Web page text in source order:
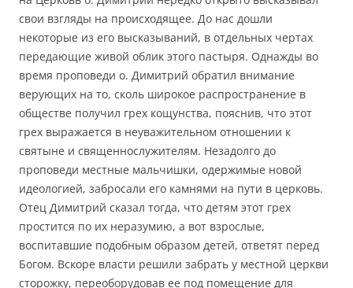
свои взгляды на происходящее. До нас дошли
некоторые из его высказываний, в отдельных чертах
передающие живой облик этого пастыря. Однажды во
время проповеди о. Димитрий обратил внимание
верующих на то, сколь широкое распространение в
обществе получил грех кощунства, пояснив, что этот
грех выражается в неуважительном отношении к
святыне и священнослужителям. Незадолго до
проповеди местные мальчишки, одержимые новой
идеологией, забросали его камнями на пути в церковь.
Отец Димитрий сказал тогда, что детям этот грех
простится по их неразумию, а вот взрослые,
воспитавшие подобным образом детей, ответят перед
Богом. Вскоре власти решили забрать у местной церкви
сторожку, переоборудовав ее под помещение для